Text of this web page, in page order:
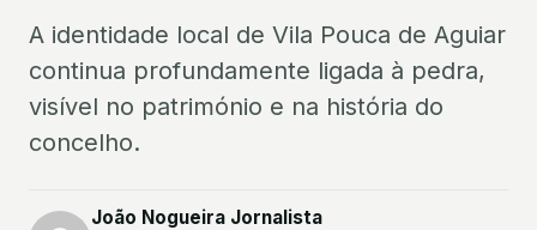
A identidade local de Vila Pouca de Aguiar
continua profundamente ligada à pedra,
visível no património e na história do
concelho.
João Nogueira Jornalista